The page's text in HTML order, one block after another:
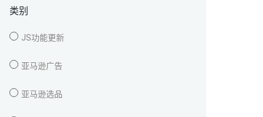
类别
JS功能更新
亚马逊广告
亚马逊选品